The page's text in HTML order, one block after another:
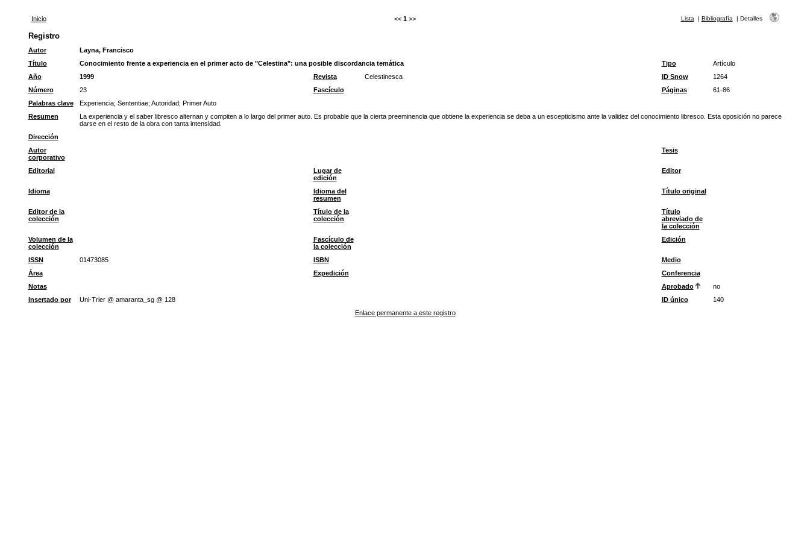
Inicio << 1 >> Lista | Bibliografía | Detalles
Registro
Autor
Layna, Francisco
Título
Conocimiento frente a experiencia en el primer acto de "Celestina": una posible discordancia temática Tipo
Artículo
Año
1999 Revista Celestinesca ID Snow
1264
Número
23 Fascículo Páginas
61-86
Palabras clave
Experiencia; Sententiae; Autoridad; Primer Auto
Resumen
La experiencia y el saber libresco alternan y compiten a lo largo del primer auto. Es probable que la cierta preeminencia que obtiene la experiencia se deba a un escepticismo ante la validez del conocimiento libresco. Esta oposición no parece
darse en el resto de la obra con tanta intensidad.
Dirección
Autor
corporativo
Tesis
Editorial
Lugar de
edición
Editor
Idioma
Idioma del
resumen
Título original
Editor de la
colección
Título de la
colección
Título
abreviado de
la colección
Volumen de la
colección
Fascículo de
la colección
Edición
ISSN 01473085 ISBN
Medio
Área
Expedición
Conferencia
Notas
Aprobado
no
Insertado por
Uni-Trier @ amaranta_sg @ 128 ID único
140
Enlace permanente a este registro